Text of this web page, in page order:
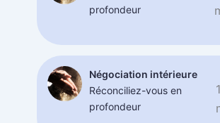
profondeur
Négociation intérieure
Réconciliez-vous en
profondeur